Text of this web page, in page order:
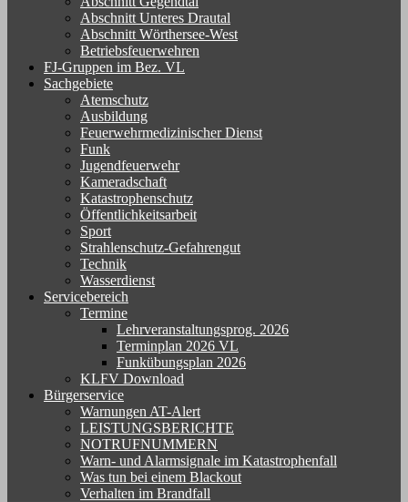
Abschnitt Unteres Drautal
Abschnitt Wörthersee-West
Betriebsfeuerwehren
FJ-Gruppen im Bez. VL
Sachgebiete
Atemschutz
Ausbildung
Feuerwehrmedizinischer Dienst
Funk
Jugendfeuerwehr
Kameradschaft
Katastrophenschutz
Öffentlichkeitsarbeit
Sport
Strahlenschutz-Gefahrengut
Technik
Wasserdienst
Servicebereich
Termine
Lehrveranstaltungsprog. 2026
Terminplan 2026 VL
Funkübungsplan 2026
KLFV Download
Bürgerservice
Warnungen AT-Alert
LEISTUNGSBERICHTE
NOTRUFNUMMERN
Warn- und Alarmsignale im Katastrophenfall
Was tun bei einem Blackout
Verhalten im Brandfall